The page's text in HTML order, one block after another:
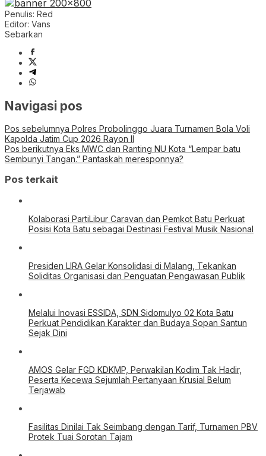
Penulis: Red
Editor: Vans
Sebarkan
Navigasi pos
Pos sebelumnya Polres Probolinggo Juara Turnamen Bola Voli
Kapolda Jatim Cup 2026 Rayon II
Pos berikutnya Eks MWC dan Ranting NU Kota “Lempar batu
Sembunyi Tangan.” Pantaskah meresponnya?
Pos terkait
Kolaborasi PartiLibur Caravan dan Pemkot Batu Perkuat
Posisi Kota Batu sebagai Destinasi Festival Musik Nasional
Presiden LIRA Gelar Konsolidasi di Malang, Tekankan
Soliditas Organisasi dan Penguatan Pengawasan Publik
Melalui Inovasi ESSIDA, SDN Sidomulyo 02 Kota Batu
Perkuat Pendidikan Karakter dan Budaya Sopan Santun
Sejak Dini
AMOS Gelar FGD KDKMP, Perwakilan Kodim Tak Hadir,
Peserta Kecewa Sejumlah Pertanyaan Krusial Belum
Terjawab
Fasilitas Dinilai Tak Seimbang dengan Tarif, Turnamen PBV
Protek Tuai Sorotan Tajam